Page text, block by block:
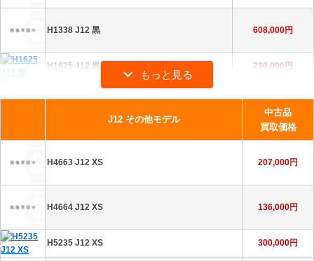
H1338 J12 黒 608,000円
H1625 J12 黒 280,000円
211,000円
H2419 J12 黒 500,000円
J12 その他モデル
中古品
買取価格
H4663 J12 XS 207,000円
H4664 J12 XS 136,000円
H5235 J12 XS 300,000円